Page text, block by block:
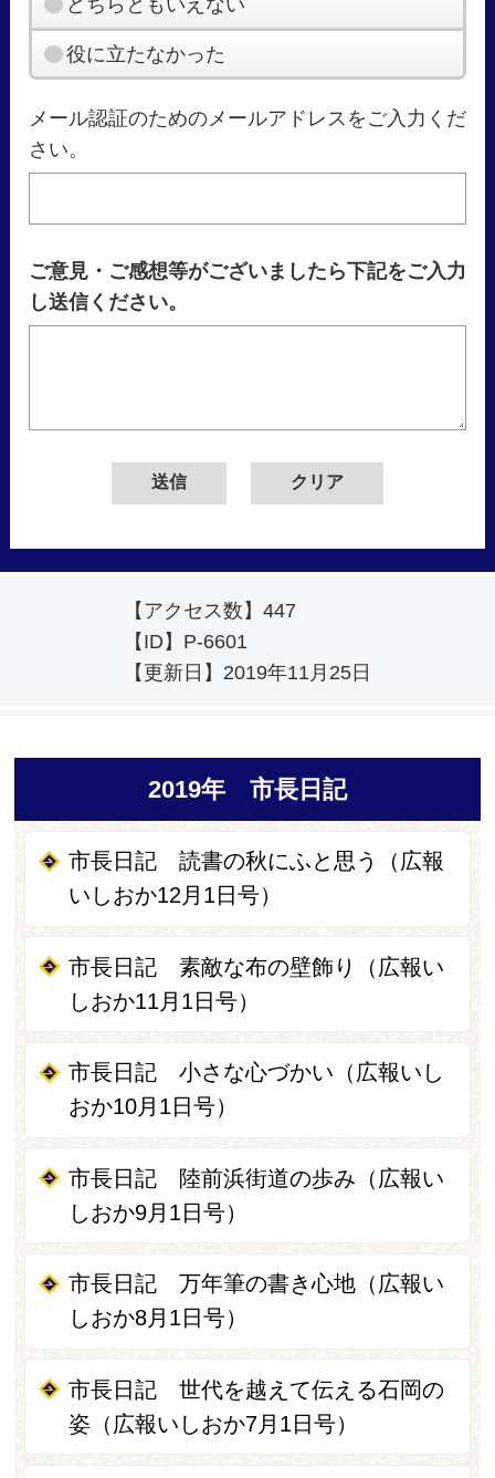
役に立たなかった
メール認証のためのメールアドレスをご入力くだ
さい。
ご意見・ご感想等がございましたら下記をご入力
し送信ください。
【アクセス数】 447
【ID】 P-6601
【更新日】 2019年11月25日
2019年 市長日記
市長日記 読書の秋にふと思う（広報
いしおか12月1日号）
市長日記 素敵な布の壁飾り（広報い
しおか11月1日号）
市長日記 小さな心づかい（広報いし
おか10月1日号）
市長日記 陸前浜街道の歩み（広報い
しおか9月1日号）
市長日記 万年筆の書き心地（広報い
しおか8月1日号）
市長日記 世代を越えて伝える石岡の
姿（広報いしおか7月1日号）